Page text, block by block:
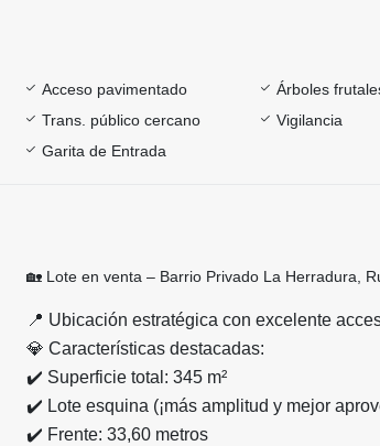
Acceso pavimentado Árboles
Trans. público cercano
Vigilancia
Garita de Entrada
🏡 Lote en venta – Barrio Privado La Herradura,
📍 Ubicación estratégica con excelente
💎 Características destacadas:
✔️ Superficie total: 345 m²
✔️ Lote esquina (¡más amplitud y mejor
✔️ Frente: 33,60 metros